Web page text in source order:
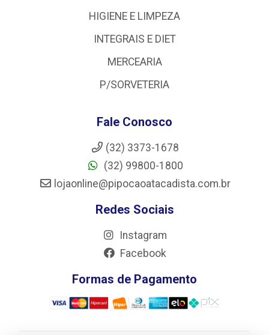
HIGIENE E LIMPEZA
INTEGRAIS E DIET
MERCEARIA
P/SORVETERIA
Fale Conosco
(32) 3373-1678
(32) 99800-1800
lojaonline@pipocaoatacadista.com.br
Redes Sociais
Instagram
Facebook
Formas de Pagamento